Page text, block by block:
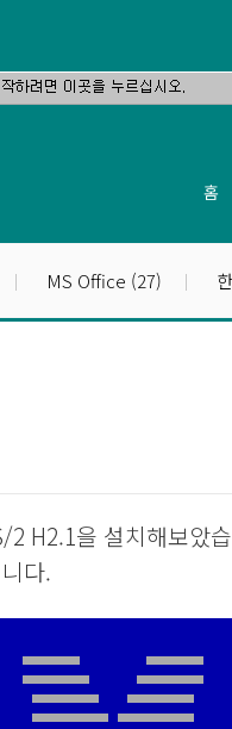
홈
MS Office (27)
H2.1을 설치해보았
다.